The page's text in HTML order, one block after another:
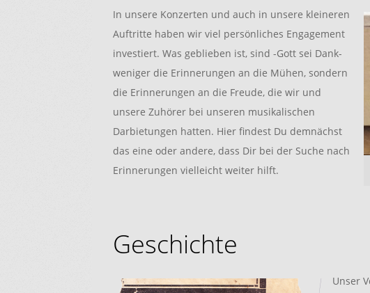
In unsere Konzerten und auch in unsere kleineren
Auftritte haben wir viel persönliches Engagement
investiert. Was geblieben ist, sind -Gott sei Dank-
weniger die Erinnerungen an die Mühen, sondern
die Erinnerungen an die Freude, die wir und
unsere Zuhörer bei unseren musikalischen
Darbietungen hatten. Hier findest Du demnächst
das eine oder andere, dass Dir bei der Suche nach
Erinnerungen vielleicht weiter hilft.
Geschichte
Unser